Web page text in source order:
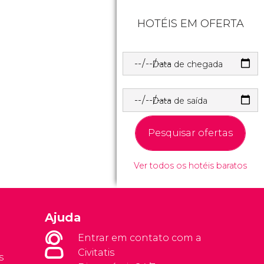
HOTÉIS EM OFERTA
Data de chegada
Data de saída
Pesquisar ofertas
Ver todos os hotéis baratos
Ajuda
Entrar em contato com a
Civitatis